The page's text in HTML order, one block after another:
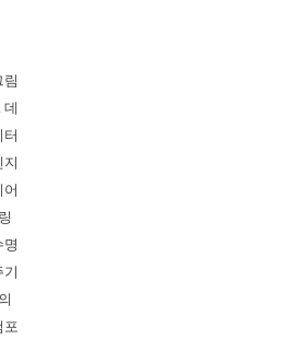
림
데
터
지
어
명
기
포